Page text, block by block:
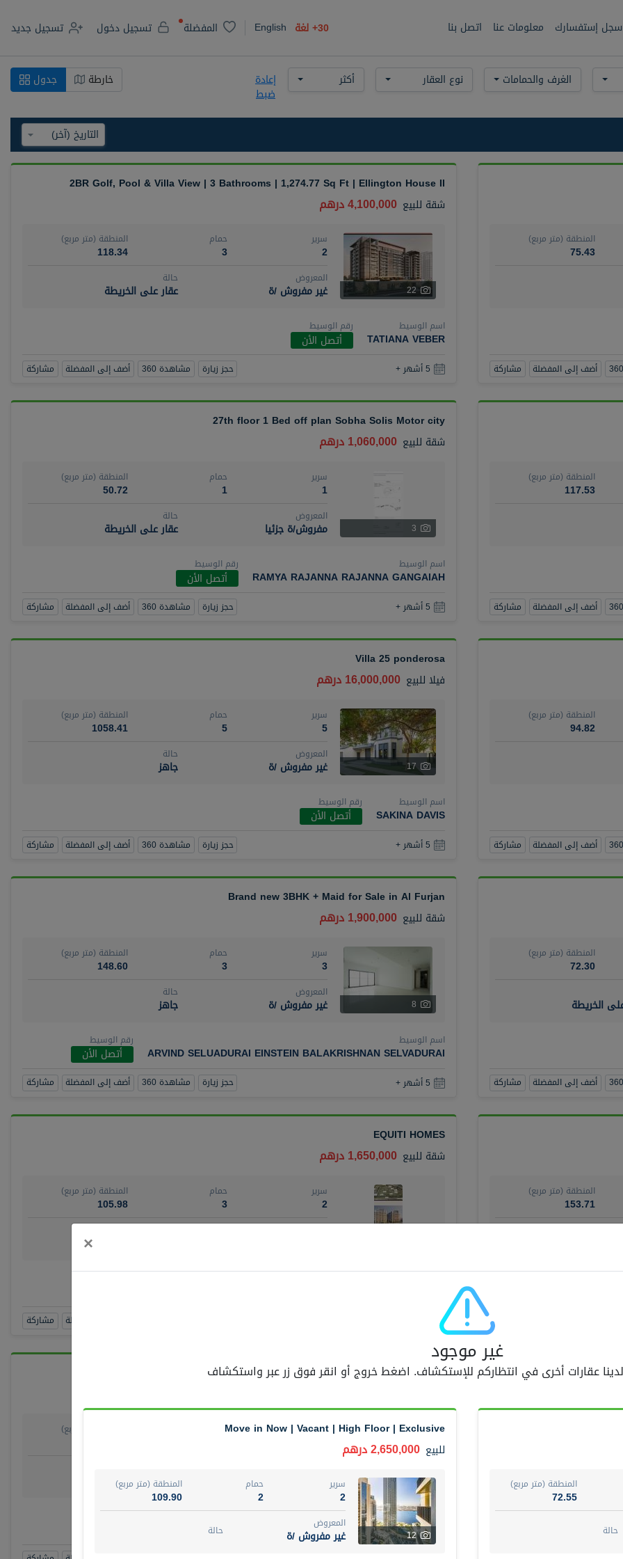
سجل إستفسارك معلومات عنا اتصل بنا 30+ لغة English المفضلة تسجيل دخول تسجيل جديد
الغرف والحمامات نوع العقار أكثر إعادة
ضبط
خارطة جدول
المنطقة (متر مربع)
75.43
أضف إلى المفضلة مشاركة
2BR Golf, Pool & Villa View | 3 Bathrooms | 1,274.77 Sq Ft | Ellington House II
شقة للبيع 4,100,000 درهم
22
سرير
2
حمام
3
المنطقة (متر مربع)
118.34
المعروض
غير مفروش /ة
حالة
عقار على الخريطة
اسم الوسيط
TATIANA VEBER
رقم الوسيط
أتصل الأن
5 أشهر + حجز زيارة مشاهدة 360 أضف إلى المفضلة مشاركة
المنطقة (متر مربع)
117.53
أضف إلى المفضلة مشاركة
27th floor 1 Bed off plan Sobha Solis Motor city
شقة للبيع 1,060,000 درهم
3
سرير
1
حمام
1
المنطقة (متر مربع)
50.72
المعروض
مفروش/ة جزئيا
حالة
عقار على الخريطة
اسم الوسيط
RAMYA RAJANNA RAJANNA GANGAIAH
رقم الوسيط
أتصل الأن
5 أشهر + حجز زيارة مشاهدة 360 أضف إلى المفضلة مشاركة
المنطقة (متر مربع)
94.82
أضف إلى المفضلة مشاركة
Villa 25 ponderosa
فيلا للبيع 16,000,000 درهم
17
سرير
5
حمام
5
المنطقة (متر مربع)
1058.41
المعروض
غير مفروش /ة
حالة
جاهز
اسم الوسيط
SAKINA DAVIS
رقم الوسيط
أتصل الأن
5 أشهر + حجز زيارة مشاهدة 360 أضف إلى المفضلة مشاركة
المنطقة (متر مربع)
72.30
الخريطة
أضف إلى المفضلة مشاركة
Brand new 3BHK + Maid for Sale in Al Furjan
شقة للبيع 1,900,000 درهم
8
سرير
3
حمام
3
المنطقة (متر مربع)
148.60
المعروض
غير مفروش /ة
حالة
جاهز
اسم الوسيط
ARVIND SELUADURAI EINSTEIN BALAKRISHNAN SELVADURAI
رقم الوسيط
أتصل الأن
5 أشهر + حجز زيارة مشاهدة 360 أضف إلى المفضلة مشاركة
المنطقة (متر مربع)
153.71
مشاركة
EQUITI HOMES
شقة للبيع 1,650,000 درهم
سرير
2
حمام
3
المنطقة (متر مربع)
105.98
أضف إلى المفضلة مشاركة
3 Bedroom Villa
3
سرير حمام المنطقة (متر مربع)
جاهز
اسم الوسيط
GEORGES AL HABEL
رقم الوسيط
أتصل الأن
×
غير موجود
لدينا عقارات أخرى في انتظاركم للإستكشاف. اضغط خروج أو انقر فوق زر عبر واستكشاف
المنطقة (متر مربع)
72.55
حالة
Move in Now | Vacant | High Floor | Exclusive
للبيع 2,650,000 درهم
12
سرير
2
حمام
2
المنطقة (متر مربع)
109.90
المعروض
غير مفروش /ة حالة